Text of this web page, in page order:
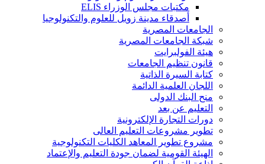
مكتبات مجلس الوزراء ELIS
أصدقاء مدينة زويل للعلوم والتكنولوجيا
الجامعات المصرية
شبكة الجامعات المصرية
هيئة الفولبرايت
قانون تنظيم الجامعات
كتابة السيرة الذاتية
اللجان العلمية الدائمة
منح البنك الدولى
التعليم عن بعد
دورات التجارة الإلكترونية
تطوير مشروعات التعليم العالى
مشروع تطوير المعاهد الكليات التكنولوجية
الهيئة القومية لضمان جودة التعليم والإعتماد